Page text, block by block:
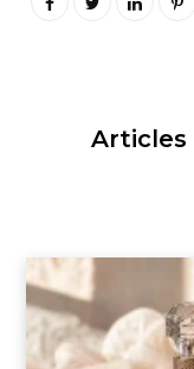
Articles